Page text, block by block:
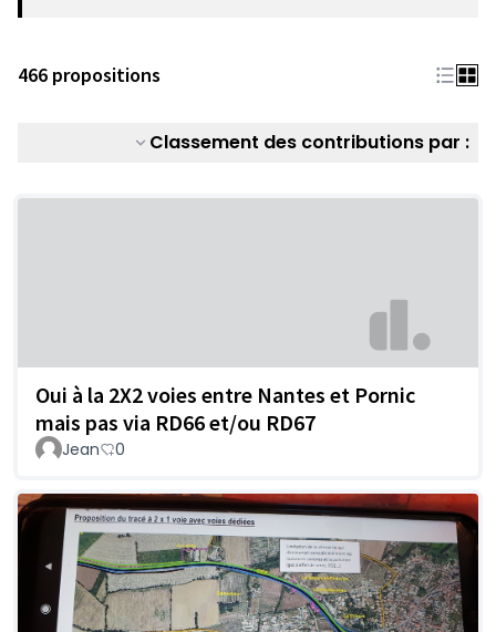
466 propositions
Classement des contributions par :
Oui à la 2X2 voies entre Nantes et Pornic
mais pas via RD66 et/ou RD67
Jean 0